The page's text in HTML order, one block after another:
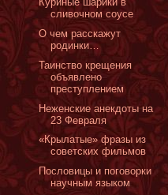
сливочном соусе
О чем расскажут
родинки…
Таинство крещения
объявлено
преступлением
Неженские анекдоты на
23 Февраля
«Крылатые» фразы из
советских фильмов
Пословицы и поговорки
научным языком